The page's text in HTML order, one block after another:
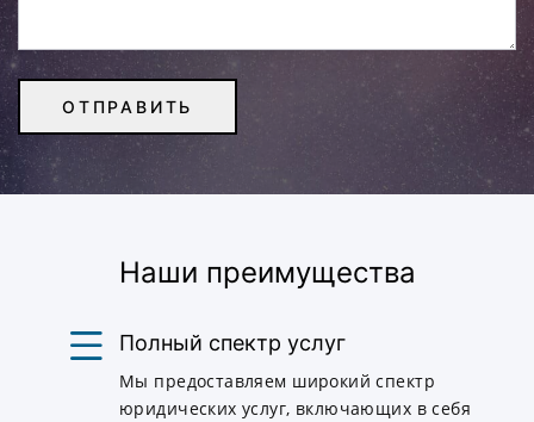
Наши преимущества
Полный спектр услуг
Мы предоставляем широкий спектр
юридических услуг, включающих в себя